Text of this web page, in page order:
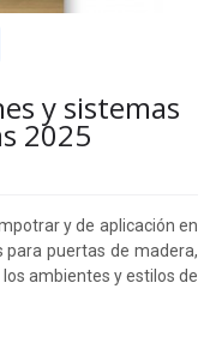
y sistemas
2025
y de aplicación en
para puertas de madera,
ambientes y estilos de